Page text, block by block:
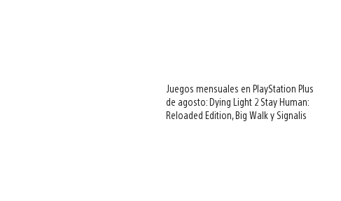
Juegos mensuales en PlayStation Plus
de agosto: Dying Light 2 Stay Human:
Reloaded Edition, Big Walk y Signalis